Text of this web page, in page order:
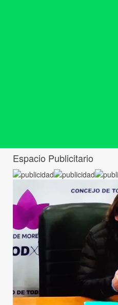
Espacio Publicitario